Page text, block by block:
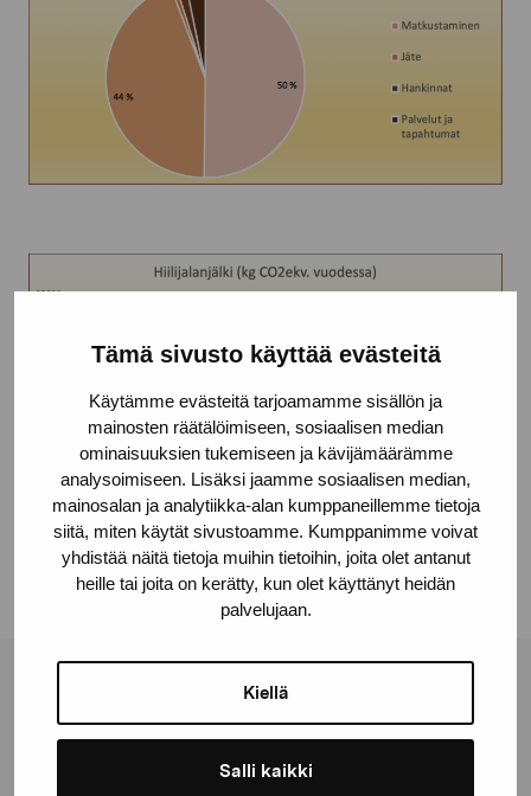
Tämä sivusto käyttää evästeitä
Käytämme evästeitä tarjoamamme sisällön ja
mainosten räätälöimiseen, sosiaalisen median
ominaisuuksien tukemiseen ja kävijämäärämme
analysoimiseen. Lisäksi jaamme sosiaalisen median,
mainosalan ja analytiikka-alan kumppaneillemme tietoja
siitä, miten käytät sivustoamme. Kumppanimme voivat
yhdistää näitä tietoja muihin tietoihin, joita olet antanut
heille tai joita on kerätty, kun olet käyttänyt heidän
palvelujaan.
Kiellä
Salli kaikki
Stiftelsen Pro Artibus